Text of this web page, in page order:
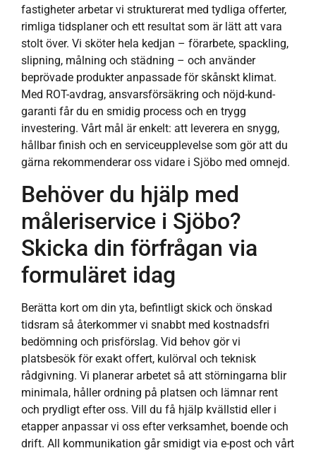
fastigheter arbetar vi strukturerat med tydliga offerter,
rimliga tidsplaner och ett resultat som är lätt att vara
stolt över. Vi sköter hela kedjan – förarbete, spackling,
slipning, målning och städning – och använder
beprövade produkter anpassade för skånskt klimat.
Med ROT-avdrag, ansvarsförsäkring och nöjd-kund-
garanti får du en smidig process och en trygg
investering. Vårt mål är enkelt: att leverera en snygg,
hållbar finish och en serviceupplevelse som gör att du
gärna rekommenderar oss vidare i Sjöbo med omnejd.
Behöver du hjälp med
måleriservice i Sjöbo?
Skicka din förfrågan via
formuläret idag
Berätta kort om din yta, befintligt skick och önskad
tidsram så återkommer vi snabbt med kostnadsfri
bedömning och prisförslag. Vid behov gör vi
platsbesök för exakt offert, kulörval och teknisk
rådgivning. Vi planerar arbetet så att störningarna blir
minimala, håller ordning på platsen och lämnar rent
och prydligt efter oss. Vill du få hjälp kvällstid eller i
etapper anpassar vi oss efter verksamhet, boende och
drift. All kommunikation går smidigt via e-post och vårt